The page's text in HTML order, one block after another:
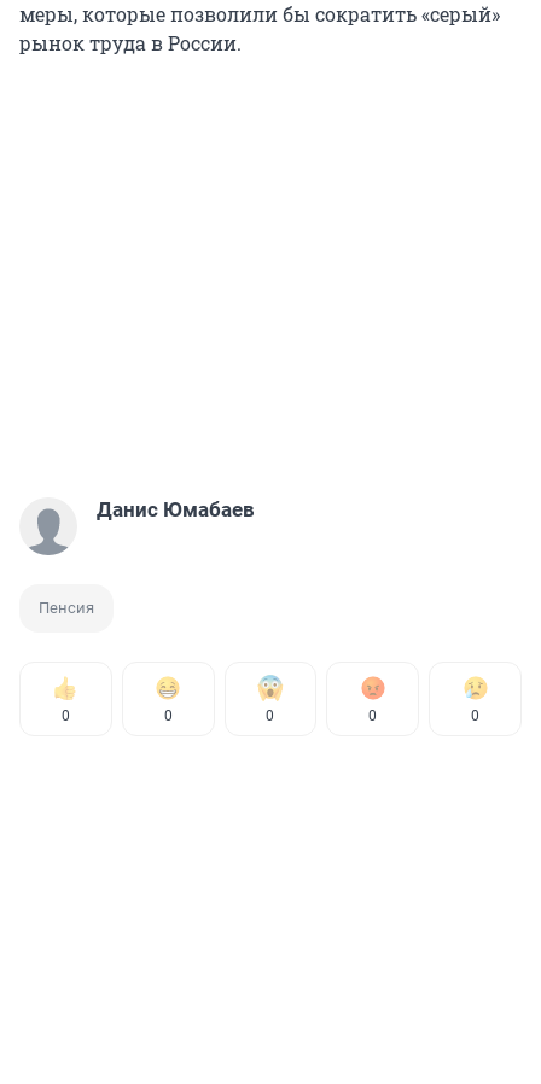
меры, которые позволили бы сократить «серый»
рынок труда в России.
Данис Юмабаев
Пенсия
0 0 0 0 0